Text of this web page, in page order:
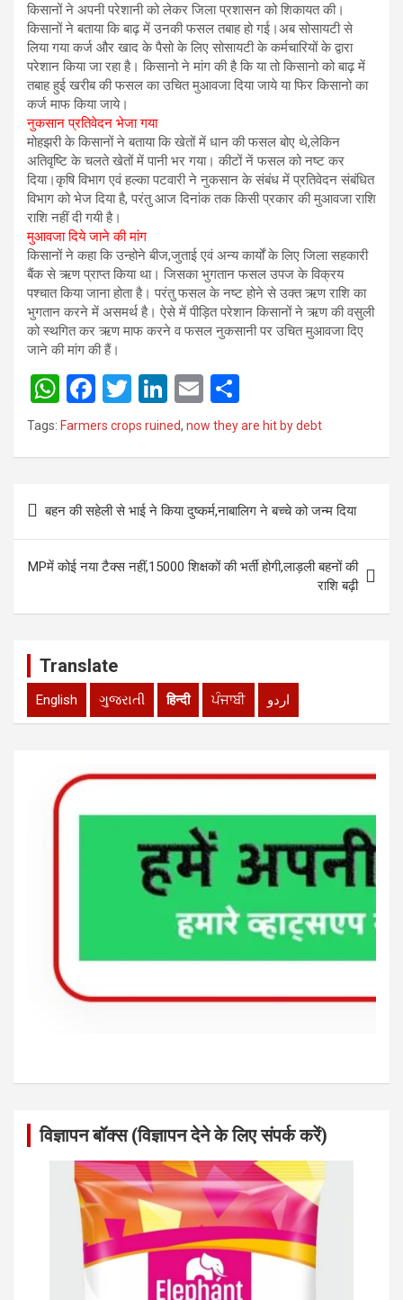
किसानों ने अपनी परेशानी को लेकर जिला प्रशासन को शिकायत की।
किसानों ने बताया कि बाढ़ में उनकी फसल तबाह हो गई।अब सोसायटी से
लिया गया कर्ज और खाद के पैसो के लिए सोसायटी के कर्मचारियों के द्वारा
परेशान किया जा रहा है। किसानो ने मांग की है कि या तो किसानो को बाढ़ में
तबाह हुई खरीब की फसल का उचित मुआवजा दिया जाये या फिर किसानो का
कर्ज माफ किया जाये।
नुकसान प्रतिवेदन भेजा गया
मोहझरी के किसानों ने बताया कि खेतों में धान की फसल बोए थे,लेकिन
अतिवृष्टि के चलते खेतों में पानी भर गया। कीटों नें फसल को नष्ट कर
दिया।कृषि विभाग एवं हल्का पटवारी ने नुकसान के संबंध में प्रतिवेदन संबंधित
विभाग को भेज दिया है, परंतु आज दिनांक तक किसी प्रकार की मुआवजा राशि
राशि नहीं दी गयी है।
मुआवजा दिये जाने की मांग
किसानों ने कहा कि उन्होने बीज,जुताई एवं अन्य कार्यों के लिए जिला सहकारी
बैंक से ऋण प्राप्त किया था। जिसका भुगतान फसल उपज के विक्रय
पश्चात किया जाना होता है। परंतु फसल के नष्ट होने से उक्त ऋण राशि का
भुगतान करने में असमर्थ है। ऐसे में पीड़ित परेशान किसानों ने ऋण की वसुली
को स्थगित कर ऋण माफ करने व फसल नुकसानी पर उचित मुआवजा दिए
जाने की मांग की हैं।
W
h
A
p
p
F
a
o
o
k
T
wi
Li
n
n
E
m h
Tags: Farmers crops ruined, now they are hit by debt
बहन की सहेली से भाई ने किया दुष्कर्म,नाबालिग ने बच्चे को जन्म दिया
MPमें कोई नया टैक्स नहीं,15000 शिक्षकों की भर्ती होगी,लाड़ली बहनों की
राशि बढ़ी
Translate
English ગુજરાતી हिन्दी ਪੰਜਾਬੀ اردو
विज्ञापन बॉक्स (विज्ञापन देने के लिए संपर्क करें)